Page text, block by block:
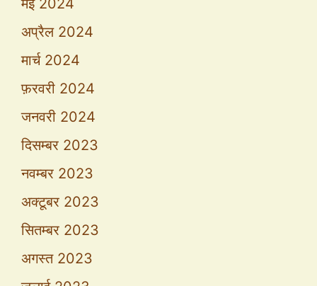
मई 2024
अप्रैल 2024
मार्च 2024
फ़रवरी 2024
जनवरी 2024
दिसम्बर 2023
नवम्बर 2023
अक्टूबर 2023
सितम्बर 2023
अगस्त 2023